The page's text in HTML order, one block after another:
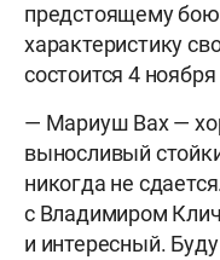
предстоящему
характеристику
состоится 4
— Мариуш Вах —
выносливый
никогда не
с Владимиром
и интересный.